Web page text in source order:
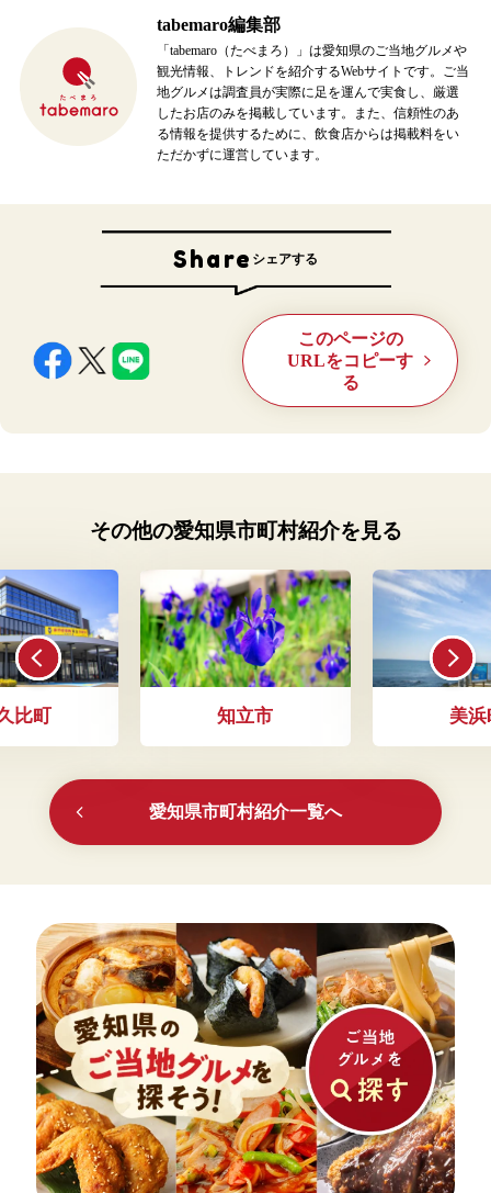
tabemaro編集部
「tabemaro（たべまろ）」は愛知県のご当地グルメや
観光情報、トレンドを紹介するWebサイトです。ご当
地グルメは調査員が実際に足を運んで実食し、厳選
したお店のみを掲載しています。また、信頼性のあ
る情報を提供するために、飲食店からは掲載料をい
ただかずに運営しています。
Share シェアする
このページの
URLをコピーす
る
その他の愛知県市町村紹介を見る
比町 知立市 美浜
愛知県市町村紹介一覧へ